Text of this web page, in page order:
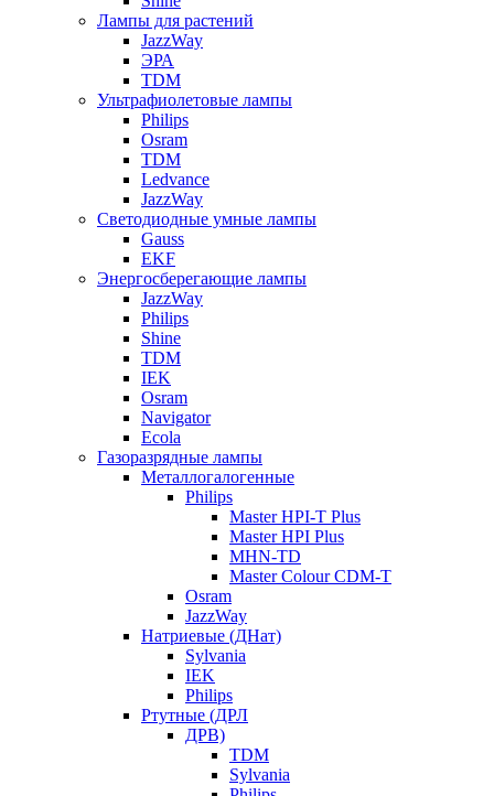
Лампы для растений
JazzWay
ЭРА
TDM
Ультрафиолетовые лампы
Philips
Osram
TDM
Ledvance
JazzWay
Светодиодные умные лампы
Gauss
EKF
Энергосберегающие лампы
JazzWay
Philips
Shine
TDM
IEK
Osram
Navigator
Ecola
Газоразрядные лампы
Металлогалогенные
Philips
Master HPI-T Plus
Master HPI Plus
MHN-TD
Master Colour CDM-T
Osram
JazzWay
Натриевые (ДНат)
Sylvania
IEK
Philips
Ртутные (ДРЛ
ДРВ)
TDM
Sylvania